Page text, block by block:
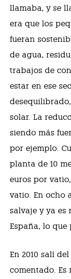
llamaba, y se
era que los
fueran
de agua,
trabajos de
estar en ese
solar. La
siendo más
por ejemplo.
planta de 10
euros por
vatio. En ocho
salvaje y ya es
España, lo que
En 2010 salí
comentado.